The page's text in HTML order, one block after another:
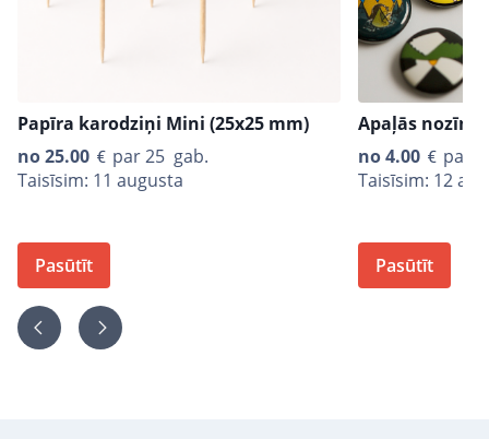
Papīra karodziņi Mini (25x25 mm)
no25.00
par 25 gab.
Taisīsim: 11 augusta
Pasūtīt
Apaļās
no4.00
par
Taisīsim: 12
Pasūtīt